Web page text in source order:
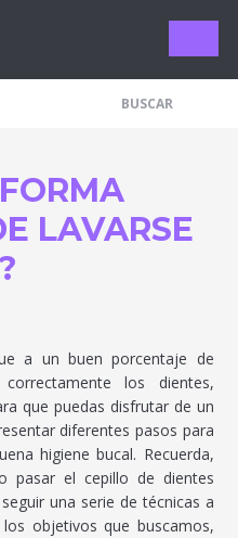
Limpieza
LAVARSE
a un buen porcentaje de
los dientes,
que puedas disfrutar de un
diferentes pasos para
higiene bucal. Recuerda,
pasar el cepillo de dientes
una serie de técnicas a
objetivos que buscamos,